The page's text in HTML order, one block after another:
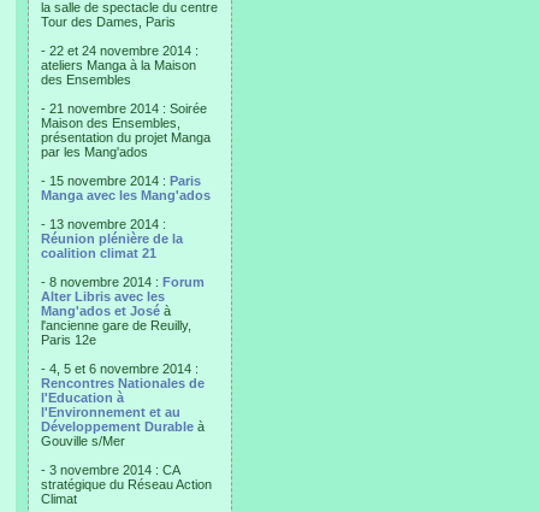
la salle de spectacle du centre
Tour des Dames, Paris
- 22 et 24 novembre 2014 :
ateliers Manga à la Maison
des Ensembles
- 21 novembre 2014 : Soirée
Maison des Ensembles,
présentation du projet Manga
par les Mang'ados
- 15 novembre 2014 : Paris
Manga avec les Mang'ados
- 13 novembre 2014 :
Réunion plénière de la
coalition climat 21
- 8 novembre 2014 : Forum
Alter Libris avec les
Mang'ados et José à
l'ancienne gare de Reuilly,
Paris 12e
- 4, 5 et 6 novembre 2014 :
Rencontres Nationales de
l'Education à
l'Environnement et au
Développement Durable à
Gouville s/Mer
- 3 novembre 2014 : CA
stratégique du Réseau Action
Climat